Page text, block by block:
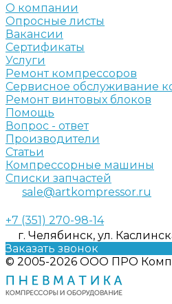
О компании
Опросные листы
Вакансии
Сертификаты
Услуги
Ремонт компрессоров
Сервисное обслуживание
Ремонт винтовых блоков
Помощь
Вопрос - ответ
Производители
Статьи
Компрессорные машины
Списки запчастей
sale@artkompressor.ru
+7 (351) 270-98-14
г. Челябинск, ул.
Заказать звонок
© 2005-2026 ООО ПРО